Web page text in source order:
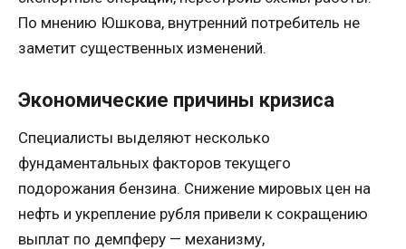
По мнению Юшкова, внутренний потребитель не
заметит существенных изменений.
Экономические причины кризиса
Специалисты выделяют несколько
фундаментальных факторов текущего
подорожания бензина. Снижение мировых цен на
нефть и укрепление рубля привели к сокращению
выплат по демпферу — механизму,